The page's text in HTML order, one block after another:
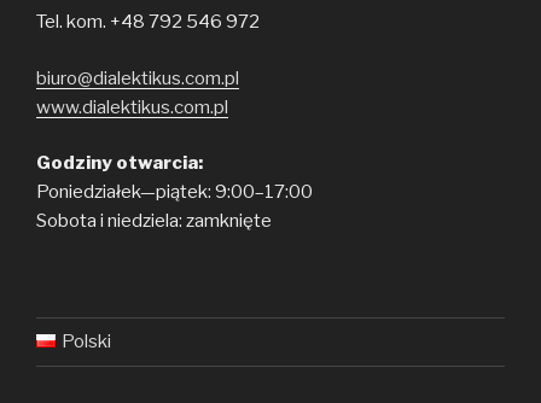
Tel. kom. +48 792 546 972
biuro@dialektikus.com.pl
www.dialektikus.com.pl
Godziny otwarcia:
Poniedziałek—piątek: 9:00–17:00
Sobota i niedziela: zamknięte
Polski